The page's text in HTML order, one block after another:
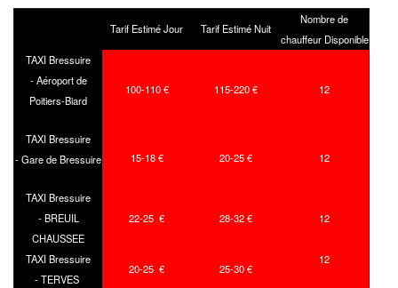
Tarif Estimé Jour Tarif Estimé Nuit
Nombre de
chauffeur Disponible
TAXI Bressuire
- Aéroport de
Poitiers-Biard
100-110 € 115-220 € 12
TAXI Bressuire
- Gare de Bressuire
15-18 € 20-25 € 12
TAXI Bressuire
- BREUIL
CHAUSSEE
22-25 € 28-32 € 12
TAXI Bressuire
- TERVES
20-25 € 25-30 €
12